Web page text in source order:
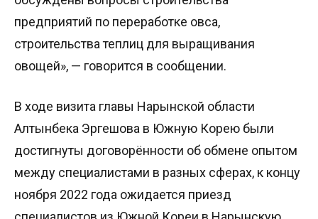
предприятий по переработке овса,
строительства теплиц для выращивания
овощей», — говорится в сообщении.
В ходе визита главы Нарынской области
Алтынбека Эргешова в Южную Корею были
достигнуты договорённости об обмене опытом
между специалистами в разных сферах, к концу
ноября 2022 года ожидается приезд